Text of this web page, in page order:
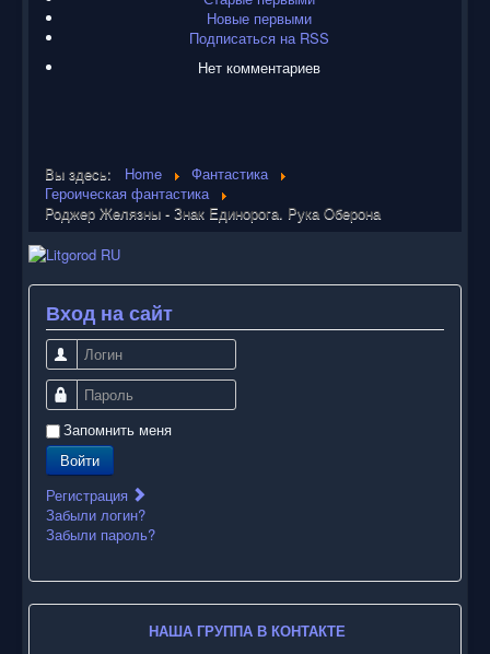
Новые первыми
Подписаться на RSS
Нет комментариев
Вы здесь: Home
Фантастика
Героическая фантастика
Роджер Желязны - Знак Единорога. Рука Оберона
Вход на сайт
Логин
Пароль
Запомнить меня
Войти
Регистрация
Забыли логин?
Забыли пароль?
НАША ГРУППА В КОНТАКТЕ